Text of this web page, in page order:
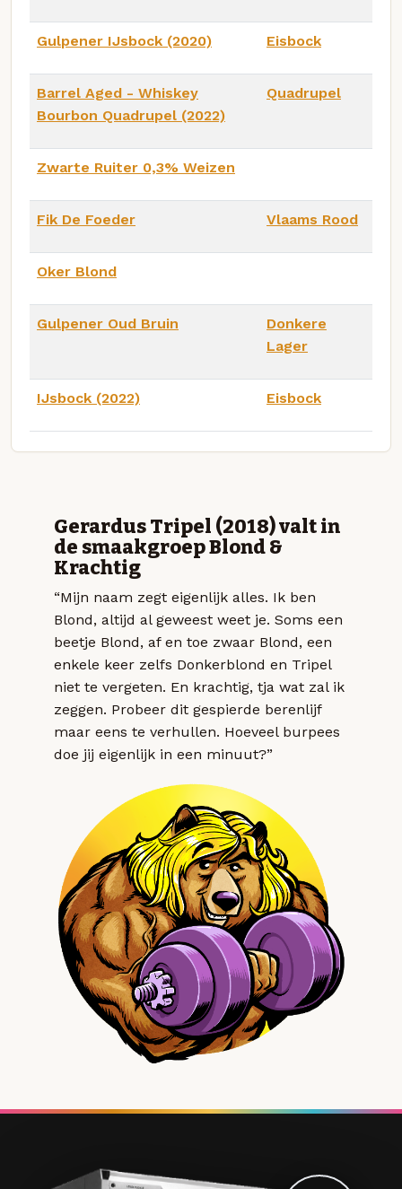
Gulpener IJsbock (2020) Eisbock
Barrel Aged - Whiskey
Bourbon Quadrupel (2022)
Quadrupel
Zwarte Ruiter 0,3% Weizen
Fik De Foeder Vlaams Rood
Oker Blond
Gulpener Oud Bruin
Donkere
Lager
IJsbock (2022) Eisbock
Gerardus Tripel (2018) valt in
de smaakgroep Blond &
Krachtig
“Mijn naam zegt eigenlijk alles. Ik ben
Blond, altijd al geweest weet je. Soms een
beetje Blond, af en toe zwaar Blond, een
enkele keer zelfs Donkerblond en Tripel
niet te vergeten. En krachtig, tja wat zal ik
zeggen. Probeer dit gespierde berenlijf
maar eens te verhullen. Hoeveel burpees
doe jij eigenlijk in een minuut?”